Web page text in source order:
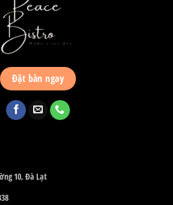
Đặt bàn ngay
10, Đà Lạt